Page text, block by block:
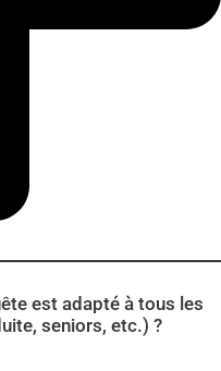
est adapté à tous les
seniors, etc.) ?